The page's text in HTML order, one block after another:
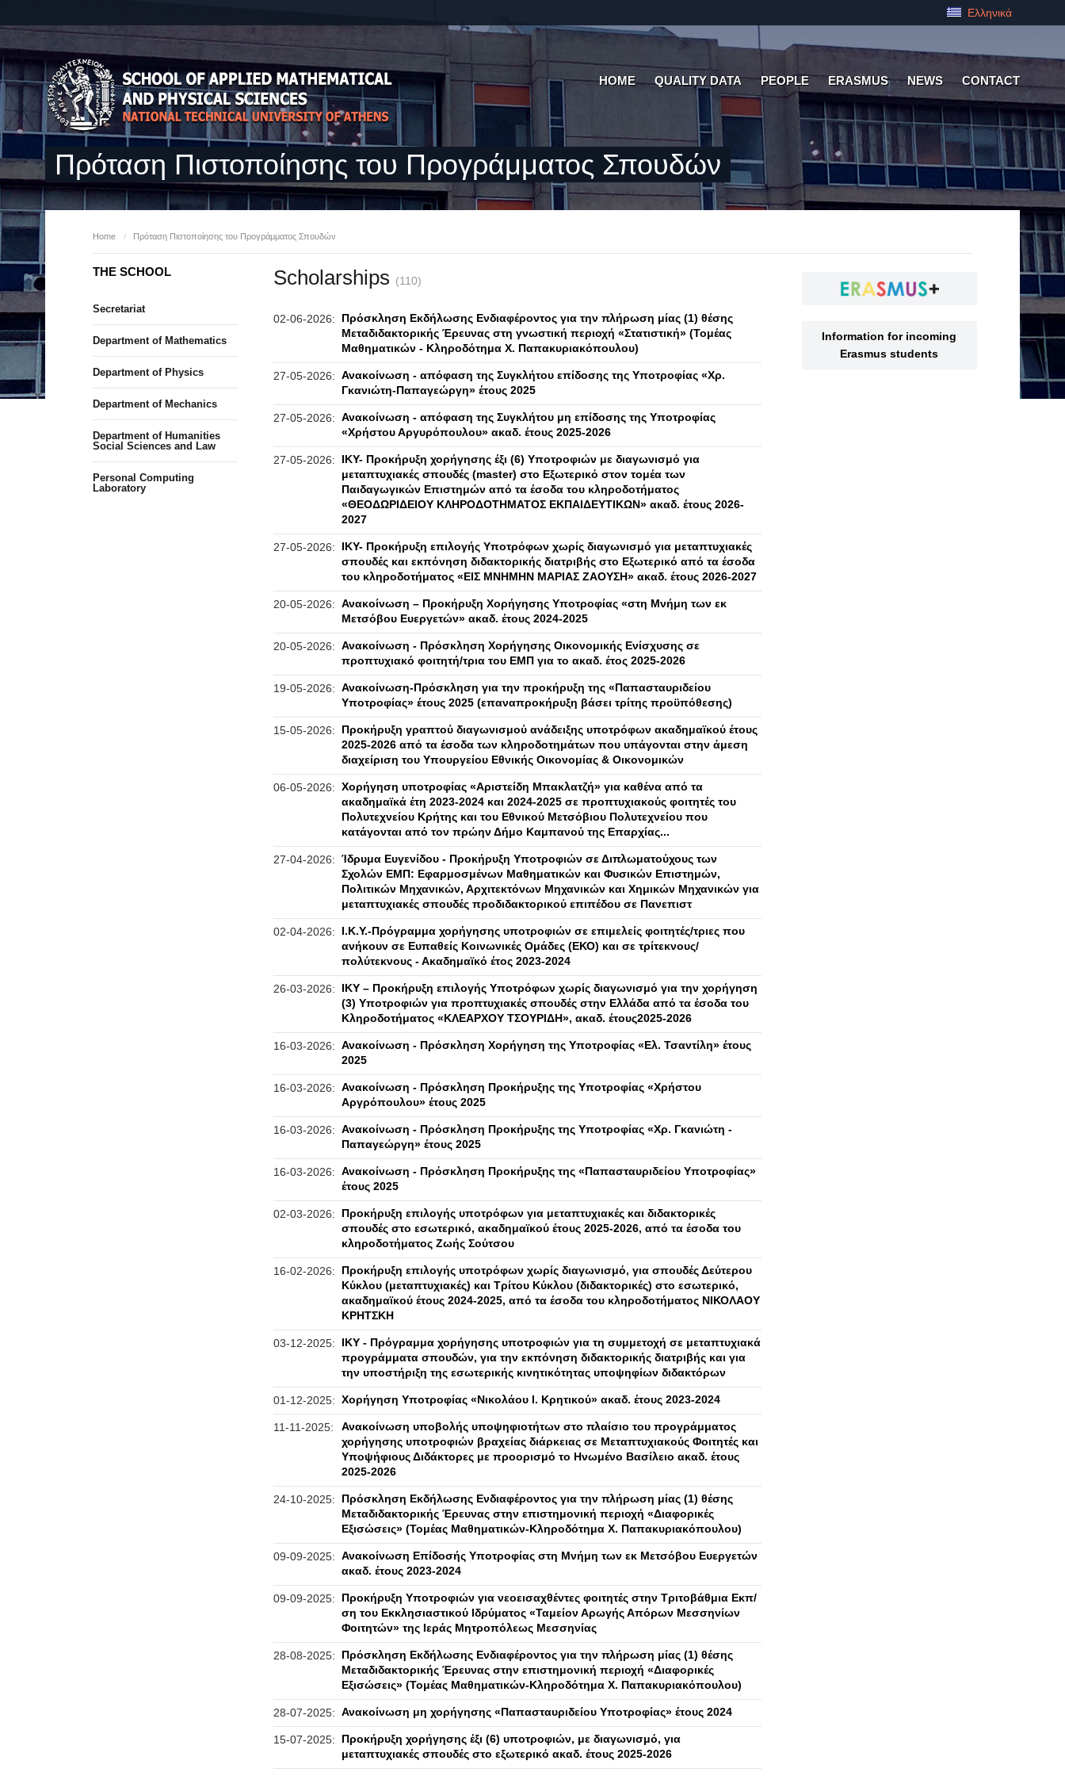
Ελληνικά
HOME QUALITY DATA PEOPLE ERASMUS NEWS CONTACT
Πρόταση Πιστοποίησης του Προγράμματος Σπουδών
Home / Πρόταση Πιστοποίησης του Προγράμματος Σπουδών
Scholarships (110)
02-06-2026:
Πρόσκληση Εκδήλωσης Ενδιαφέροντος για την πλήρωση μίας (1) θέσης
Μεταδιδακτορικής Έρευνας στη γνωστική περιοχή «Στατιστική» (Τομέας
Μαθηματικών - Κληροδότημα Χ. Παπακυριακόπουλου)
27-05-2026: Ανακοίνωση - απόφαση της Συγκλήτου επίδοσης της Υποτροφίας «Χρ.
Γκανιώτη-Παπαγεώργη» έτους 2025
27-05-2026: Ανακοίνωση - απόφαση της Συγκλήτου μη επίδοσης της Υποτροφίας
«Χρήστου Αργυρόπουλου» ακαδ. έτους 2025-2026
27-05-2026:
IKY- Προκήρυξη χορήγησης έξι (6) Υποτροφιών με διαγωνισμό για
μεταπτυχιακές σπουδές (master) στο Εξωτερικό στον τομέα των
Παιδαγωγικών Επιστημών από τα έσοδα του κληροδοτήματος
«ΘΕΟΔΩΡΙΔΕΙΟΥ ΚΛΗΡΟΔΟΤΗΜΑΤΟΣ ΕΚΠΑΙΔΕΥΤΙΚΩΝ» ακαδ. έτους 2026-
2027
27-05-2026:
IKY- Προκήρυξη επιλογής Υποτρόφων χωρίς διαγωνισμό για μεταπτυχιακές
σπουδές και εκπόνηση διδακτορικής διατριβής στο Εξωτερικό από τα έσοδα
του κληροδοτήματος «ΕΙΣ ΜΝΗΜΗΝ ΜΑΡΙΑΣ ΖΑΟΥΣΗ» ακαδ. έτους 2026-2027
20-05-2026: Ανακοίνωση – Προκήρυξη Χορήγησης Υποτροφίας «στη Μνήμη των εκ
Μετσόβου Ευεργετών» ακαδ. έτους 2024-2025
20-05-2026: Ανακοίνωση - Πρόσκληση Χορήγησης Οικονομικής Ενίσχυσης σε
προπτυχιακό φοιτητή/τρια του ΕΜΠ για το ακαδ. έτος 2025-2026
19-05-2026: Ανακοίνωση-Πρόσκληση για την προκήρυξη της «Παπασταυριδείου
Υποτροφίας» έτους 2025 (επαναπροκήρυξη βάσει τρίτης προϋπόθεσης)
15-05-2026:
Προκήρυξη γραπτού διαγωνισμού ανάδειξης υποτρόφων ακαδημαϊκού έτους
2025-2026 από τα έσοδα των κληροδοτημάτων που υπάγονται στην άμεση
διαχείριση του Υπουργείου Εθνικής Οικονομίας & Οικονομικών
06-05-2026: Χορήγηση υποτροφίας «Αριστείδη Μπακλατζή» για καθένα από τα
ακαδημαϊκά έτη 2023-2024 και 2024-2025 σε προπτυχιακούς φοιτητές του
Πολυτεχνείου Κρήτης και του Εθνικού Μετσόβιου Πολυτεχνείου που
κατάγονται από τον πρώην Δήμο Καμπανού της Επαρχίας...
27-04-2026: Ίδρυμα Ευγενίδου - Προκήρυξη Υποτροφιών σε Διπλωματούχους των
Σχολών ΕΜΠ: Εφαρμοσμένων Μαθηματικών και Φυσικών Επιστημών,
Πολιτικών Μηχανικών, Αρχιτεκτόνων Μηχανικών και Χημικών Μηχανικών για
μεταπτυχιακές σπουδές προδιδακτορικού επιπέδου σε Πανεπιστ
02-04-2026:
Ι.Κ.Υ.-Πρόγραμμα χορήγησης υποτροφιών σε επιμελείς φοιτητές/τριες που
ανήκουν σε Ευπαθείς Κοινωνικές Ομάδες (ΕΚΟ) και σε τρίτεκνους/
πολύτεκνους - Ακαδημαϊκό έτος 2023-2024
26-03-2026:
ΙΚΥ – Προκήρυξη επιλογής Υποτρόφων χωρίς διαγωνισμό για την χορήγηση
(3) Υποτροφιών για προπτυχιακές σπουδές στην Ελλάδα από τα έσοδα του
Κληροδοτήματος «ΚΛΕΑΡΧΟΥ ΤΣΟΥΡΙΔΗ», ακαδ. έτους2025-2026
16-03-2026: Ανακοίνωση - Πρόσκληση Χορήγηση της Υποτροφίας «Ελ. Τσαντίλη» έτους
2025
16-03-2026: Ανακοίνωση - Πρόσκληση Προκήρυξης της Υποτροφίας «Χρήστου
Αργρόπουλου» έτους 2025
16-03-2026: Ανακοίνωση - Πρόσκληση Προκήρυξης της Υποτροφίας «Χρ. Γκανιώτη -
Παπαγεώργη» έτους 2025
16-03-2026: Ανακοίνωση - Πρόσκληση Προκήρυξης της «Παπασταυριδείου Υποτροφίας»
έτους 2025
02-03-2026:
Προκήρυξη επιλογής υποτρόφων για μεταπτυχιακές και διδακτορικές
σπουδές στο εσωτερικό, ακαδημαϊκού έτους 2025-2026, από τα έσοδα του
κληροδοτήματος Ζωής Σούτσου
16-02-2026:
Προκήρυξη επιλογής υποτρόφων χωρίς διαγωνισμό, για σπουδές Δεύτερου
Κύκλου (μεταπτυχιακές) και Τρίτου Κύκλου (διδακτορικές) στο εσωτερικό,
ακαδημαϊκού έτους 2024-2025, από τα έσοδα του κληροδοτήματος ΝΙΚΟΛΑΟΥ
ΚΡΗΤΣΚΗ
03-12-2025:
ΙΚΥ - Πρόγραμμα χορήγησης υποτροφιών για τη συμμετοχή σε μεταπτυχιακά
προγράμματα σπουδών, για την εκπόνηση διδακτορικής διατριβής και για
την υποστήριξη της εσωτερικής κινητικότητας υποψηφίων διδακτόρων
01-12-2025: Χορήγηση Υποτροφίας «Νικολάου Ι. Κρητικού» ακαδ. έτους 2023-2024
11-11-2025:
Ανακοίνωση υποβολής υποψηφιοτήτων στο πλαίσιο του προγράμματος
χορήγησης υποτροφιών βραχείας διάρκειας σε Μεταπτυχιακούς Φοιτητές και
Υποψήφιους Διδάκτορες με προορισμό το Ηνωμένο Βασίλειο ακαδ. έτους
2025-2026
24-10-2025:
Πρόσκληση Εκδήλωσης Ενδιαφέροντος για την πλήρωση μίας (1) θέσης
Μεταδιδακτορικής Έρευνας στην επιστημονική περιοχή «Διαφορικές
Εξισώσεις» (Τομέας Μαθηματικών-Κληροδότημα Χ. Παπακυριακόπουλου)
09-09-2025: Ανακοίνωση Επίδοσής Υποτροφίας στη Μνήμη των εκ Μετσόβου Ευεργετών
ακαδ. έτους 2023-2024
09-09-2025:
Προκήρυξη Υποτροφιών για νεοεισαχθέντες φοιτητές στην Τριτοβάθμια Εκπ/
ση του Εκκλησιαστικού Ιδρύματος «Ταμείον Αρωγής Απόρων Μεσσηνίων
Φοιτητών» της Ιεράς Μητροπόλεως Μεσσηνίας
28-08-2025:
Πρόσκληση Εκδήλωσης Ενδιαφέροντος για την πλήρωση μίας (1) θέσης
Μεταδιδακτορικής Έρευνας στην επιστημονική περιοχή «Διαφορικές
Εξισώσεις» (Τομέας Μαθηματικών-Κληροδότημα Χ. Παπακυριακόπουλου)
28-07-2025: Ανακοίνωση μη χορήγησης «Παπασταυριδείου Υποτροφίας» έτους 2024
15-07-2025:
Προκήρυξη χορήγησης έξι (6) υποτροφιών, με διαγωνισμό, για
μεταπτυχιακές σπουδές στο εξωτερικό ακαδ. έτους 2025-2026
THE SCHOOL
Secretariat
Department of Mathematics
Department of Physics
Department of Mechanics
Department of Humanities
Social Sciences and Law
Personal Computing
Laboratory
Information for incoming
Erasmus students